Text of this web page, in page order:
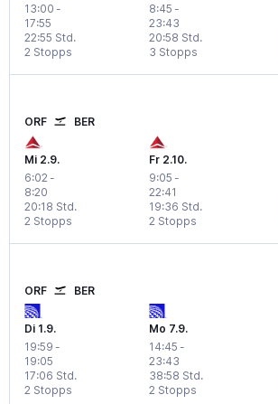
13:00 -
17:55
2 Stopps
22:55 Std.
8:45 -
23:43
3 Stopps
20:58 Std.
ORF BER
Mi 2.9.
6:02 -
8:20
2 Stopps
20:18 Std.
Fr 2.10.
9:05 -
22:41
2 Stopps
19:36 Std.
ORF BER
Di 1.9.
19:59 -
19:05
2 Stopps
17:06 Std.
Mo 7.9.
14:45 -
23:43
2 Stopps
38:58 Std.